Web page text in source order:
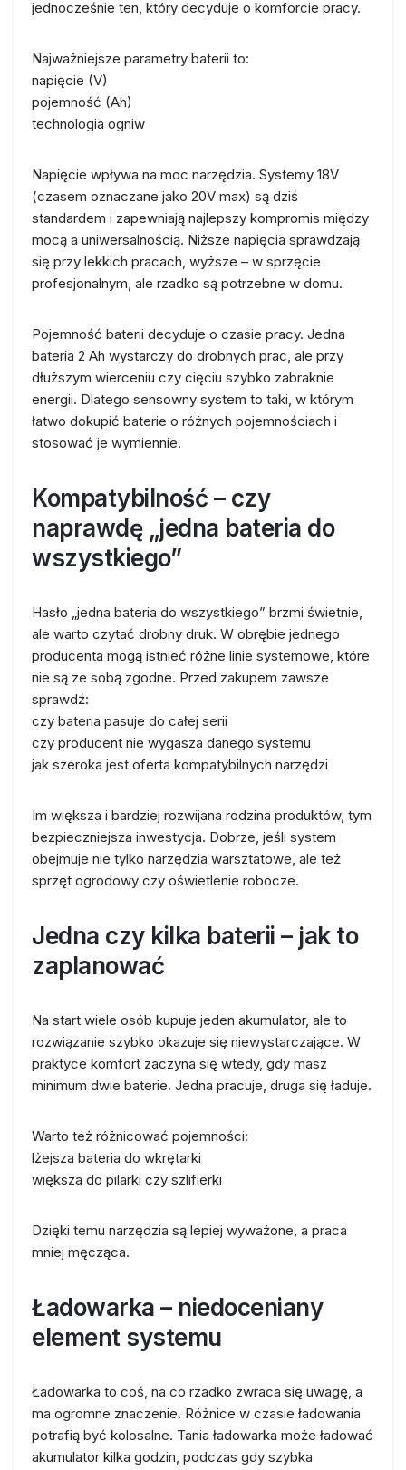
jednocześnie ten, który decyduje o komforcie pracy.
Najważniejsze parametry baterii to:
napięcie (V)
pojemność (Ah)
technologia ogniw
Napięcie wpływa na moc narzędzia. Systemy 18V
(czasem oznaczane jako 20V max) są dziś
standardem i zapewniają najlepszy kompromis między
mocą a uniwersalnością. Niższe napięcia sprawdzają
się przy lekkich pracach, wyższe – w sprzęcie
profesjonalnym, ale rzadko są potrzebne w domu.
Pojemność baterii decyduje o czasie pracy. Jedna
bateria 2 Ah wystarczy do drobnych prac, ale przy
dłuższym wierceniu czy cięciu szybko zabraknie
energii. Dlatego sensowny system to taki, w którym
łatwo dokupić baterie o różnych pojemnościach i
stosować je wymiennie.
Kompatybilność – czy
naprawdę „jedna bateria do
wszystkiego”
Hasło „jedna bateria do wszystkiego” brzmi świetnie,
ale warto czytać drobny druk. W obrębie jednego
producenta mogą istnieć różne linie systemowe, które
nie są ze sobą zgodne. Przed zakupem zawsze
sprawdź:
czy bateria pasuje do całej serii
czy producent nie wygasza danego systemu
jak szeroka jest oferta kompatybilnych narzędzi
Im większa i bardziej rozwijana rodzina produktów, tym
bezpieczniejsza inwestycja. Dobrze, jeśli system
obejmuje nie tylko narzędzia warsztatowe, ale też
sprzęt ogrodowy czy oświetlenie robocze.
Jedna czy kilka baterii – jak to
zaplanować
Na start wiele osób kupuje jeden akumulator, ale to
rozwiązanie szybko okazuje się niewystarczające. W
praktyce komfort zaczyna się wtedy, gdy masz
minimum dwie baterie. Jedna pracuje, druga się ładuje.
Warto też różnicować pojemności:
lżejsza bateria do wkrętarki
większa do pilarki czy szlifierki
Dzięki temu narzędzia są lepiej wyważone, a praca
mniej męcząca.
Ładowarka – niedoceniany
element systemu
Ładowarka to coś, na co rzadko zwraca się uwagę, a
ma ogromne znaczenie. Różnice w czasie ładowania
potrafią być kolosalne. Tania ładowarka może ładować
akumulator kilka godzin, podczas gdy szybka